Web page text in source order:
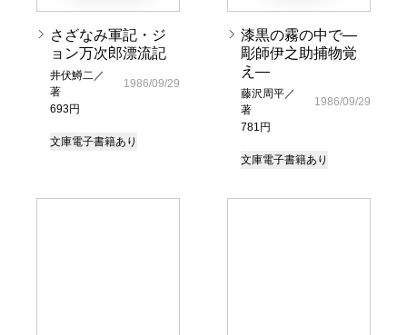
さざなみ軍記・ジ
ョン万次郎漂流記
井伏鱒二／
著
693円
1986/09/29
文庫電子書籍あり
漆黒の霧の中で―
彫師伊之助捕物覚
え―
藤沢周平／
著
781円
1986/09/29
文庫電子書籍あり